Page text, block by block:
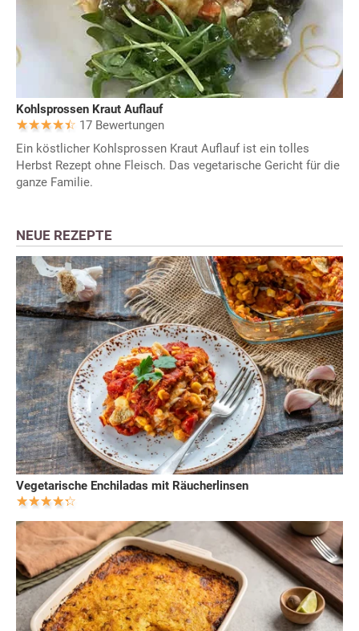
Kohlsprossen Kraut Auflauf
17 Bewertungen
Ein köstlicher Kohlsprossen Kraut Auflauf ist ein tolles
Herbst Rezept ohne Fleisch. Das vegetarische Gericht für die
ganze Familie.
NEUE REZEPTE
Vegetarische Enchiladas mit Räucherlinsen